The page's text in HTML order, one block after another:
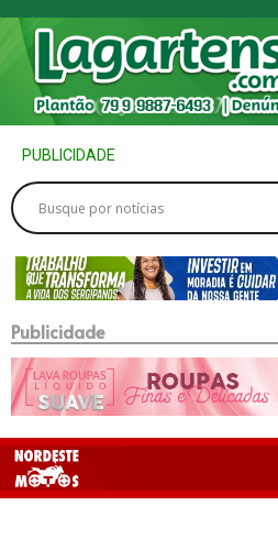
PUBLICIDADE
Publicidade